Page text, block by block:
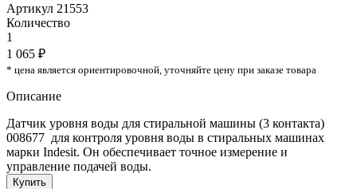
Артикул 21553
Количество
1
1 065 ₽
* цена является ориентировочной, уточняйте цену при заказе товара
Описание
Датчик уровня воды для стиральной машины (3 контакта)
008677 для контроля уровня воды в стиральных машинах
марки Indesit. Он обеспечивает точное измерение и
управление подачей воды.
Купить